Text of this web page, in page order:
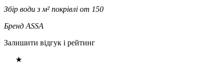
Збір води з м² покрівлі от 150
Бренд ASSA
Залишити відгук і рейтинг